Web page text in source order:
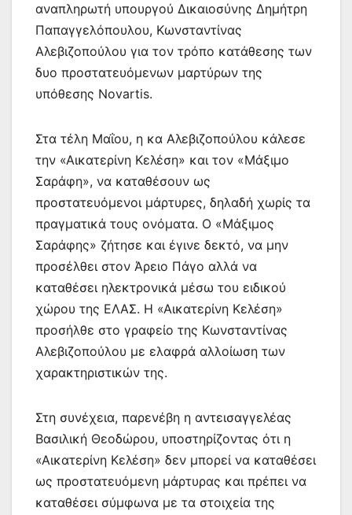
αναπληρωτή υπουργού Δικαιοσύνης Δημήτρη
Παπαγγελόπουλου, Κωνσταντίνας
Αλεβιζοπούλου για τον τρόπο κατάθεσης των
δυο προστατευόμενων μαρτύρων της
υπόθεσης Novartis.
Στα τέλη Μαΐου, η κα Αλεβιζοπούλου κάλεσε
την «Αικατερίνη Κελέση» και τον «Μάξιμο
Σαράφη», να καταθέσουν ως
προστατευόμενοι μάρτυρες, δηλαδή χωρίς τα
πραγματικά τους ονόματα. Ο «Μάξιμος
Σαράφης» ζήτησε και έγινε δεκτό, να μην
προσέλθει στον Άρειο Πάγο αλλά να
καταθέσει ηλεκτρονικά μέσω του ειδικού
χώρου της ΕΛΑΣ. Η «Αικατερίνη Κελέση»
προσήλθε στο γραφείο της Κωνσταντίνας
Αλεβιζοπούλου με ελαφρά αλλοίωση των
χαρακτηριστικών της.
Στη συνέχεια, παρενέβη η αντεισαγγελέας
Βασιλική Θεοδώρου, υποστηρίζοντας ότι η
«Αικατερίνη Κελέση» δεν μπορεί να καταθέσει
ως προστατευόμενη μάρτυρας και πρέπει να
καταθέσει σύμφωνα με τα στοιχεία της